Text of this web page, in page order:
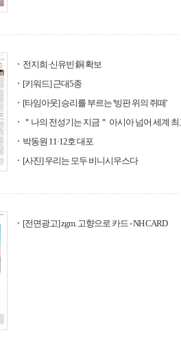
전지희·신유빈 銅 확보
[키워드] 근대5종
[타임아웃] 승리를 부르는 '빙판 위의 쥐떼'
＂나의 전성기는 지금＂ 아시아 넘어 세계
박동원 11·12호 대포
[사진] 우리는 모두 비니시우스다
[전면광고] zgm. 고향으로 카드 - NH CARD